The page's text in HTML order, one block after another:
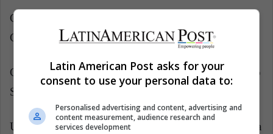
CONCACAF: Campeonato Femenino Sub-17 de la
CONCACAF (3 cupos)
CONMEBOL: Campeonato Sudamericano Femenino
Sub-17 (3 cupos)
UEFA: Campeonato Europeo Femenino Sub-17 de la
Latin American Post asks for your
consent to use your personal data to:
Personalised advertising and content, advertising and
content measurement, audience research and
services development